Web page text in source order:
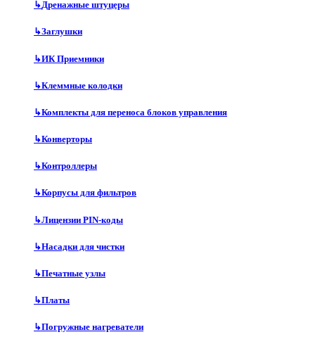
↳Дренажные штуцеры
↳Заглушки
↳ИК Приемники
↳Клеммные колодки
↳Комплекты для переноса блоков управления
↳Конверторы
↳Контроллеры
↳Корпусы для фильтров
↳Лицензии PIN-коды
↳Насадки для чистки
↳Печатные узлы
↳Платы
↳Погружные нагреватели